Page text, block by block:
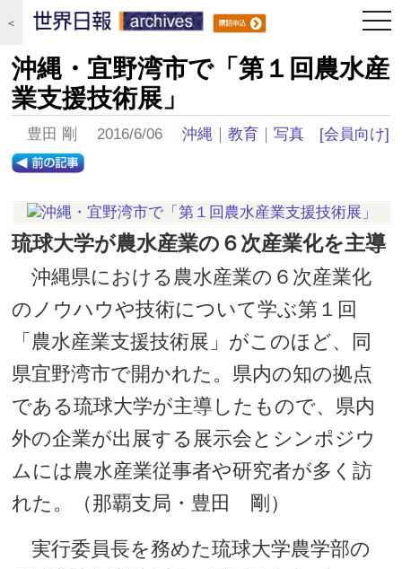
＜
沖縄・宜野湾市で「第１回農水産
業支援技術展」
豊田 剛 2016/6/06沖縄 ｜教育 ｜写真 [会員向け]
琉球大学が農水産業の６次産業化を主導
沖縄県における農水産業の６次産業化
のノウハウや技術について学ぶ第１回
「農水産業支援技術展」がこのほど、同
県宜野湾市で開かれた。県内の知の拠点
である琉球大学が主導したもので、県内
外の企業が出展する展示会とシンポジウ
ムには農水産業従事者や研究者が多く訪
れた。（那覇支局・豊田 剛）
実行委員長を務めた琉球大学農学部の